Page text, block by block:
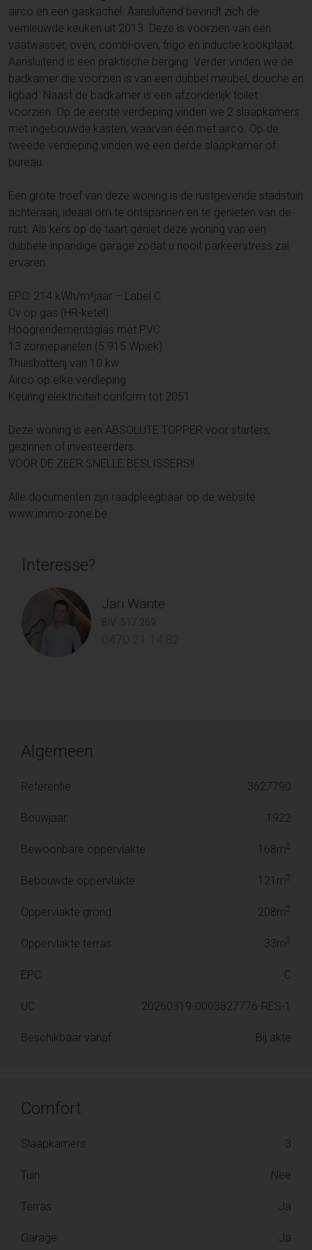
airco en een gaskachel. Aansluitend bevindt zich de
vernieuwde keuken uit 2013. Deze is voorzien van een
vaatwasser, oven, combi-oven, frigo en inductie kookplaat.
Aansluitend is een praktische berging. Verder vinden we de
badkamer die voorzien is van een dubbel meubel, douche en
ligbad. Naast de badkamer is een afzonderlijk toilet
voorzien. Op de eerste verdieping vinden we 2 slaapkamers
met ingebouwde kasten, waarvan één met airco. Op de
tweede verdieping vinden we een derde slaapkamer of
bureau.
Een grote troef van deze woning is de rustgevende stadstuin
achteraan, ideaal om te ontspannen en te genieten van de
rust. Als kers op de taart geniet deze woning van een
dubbele inpandige garage zodat u nooit parkeerstress zal
ervaren.
EPC: 214 kWh/m²jaar – Label C
Cv op gas (HR-ketel)
Hoogrendementsglas met PVC
13 zonnepanelen (5.915 Wpiek)
Thuisbatterij van 10 kw
Airco op elke verdieping
Keuring elektriciteit conform tot 2051
Deze woning is een ABSOLUTE TOPPER voor starters,
gezinnen of investeerders.
VOOR DE ZEER SNELLE BESLISSERS!!
Alle documenten zijn raadpleegbaar op de website
www.immo-zone.be
Interesse?
Jari Wante
BIV: 517.269
0470 21 14 82
Algemeen
Referentie 3627790
Bouwjaar 1922
Bewoonbare oppervlakte 168m2
Bebouwde oppervlakte 121m2
Oppervlakte grond 208m2
Oppervlakte terras 33m2
EPC C
UC 20260319-0003827776-RES-1
Beschikbaar vanaf Bij akte
Comfort
Slaapkamers 3
Tuin Nee
Terras Ja
Garage Ja